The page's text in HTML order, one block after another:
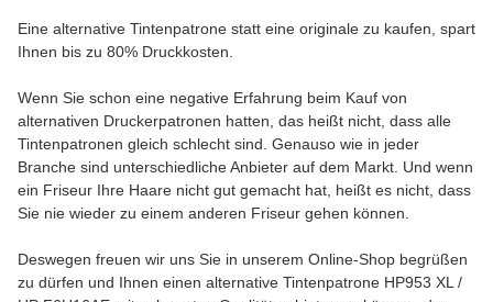
Eine alternative Tintenpatrone statt eine originale zu kaufen, spart
Ihnen bis zu 80% Druckkosten.
Wenn Sie schon eine negative Erfahrung beim Kauf von
alternativen Druckerpatronen hatten, das heißt nicht, dass alle
Tintenpatronen gleich schlecht sind. Genauso wie in jeder
Branche sind unterschiedliche Anbieter auf dem Markt. Und wenn
ein Friseur Ihre Haare nicht gut gemacht hat, heißt es nicht, dass
Sie nie wieder zu einem anderen Friseur gehen können.
Deswegen freuen wir uns Sie in unserem Online-Shop begrüßen
zu dürfen und Ihnen einen alternative Tintenpatrone HP953 XL /